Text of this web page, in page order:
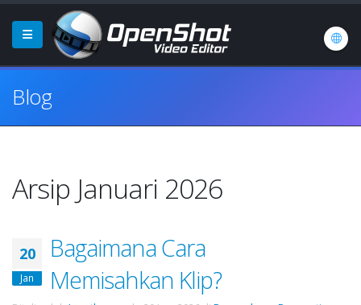
Blog
Arsip Januari 2026
20
Jan
Bagaimana Cara
Memisahkan Klip?